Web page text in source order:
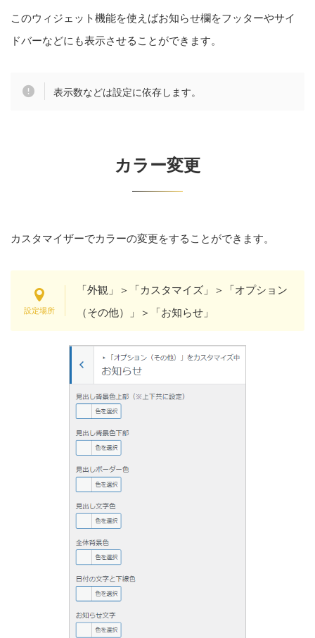
このウィジェット機能を使えばお知らせ欄をフッターやサイ
ドバーなどにも表示させることができます。
表示数などは設定に依存します。
カラー変更
カスタマイザーでカラーの変更をすることができます。
「外観」＞「カスタマイズ」＞「オプション
（その他）」＞「お知らせ」